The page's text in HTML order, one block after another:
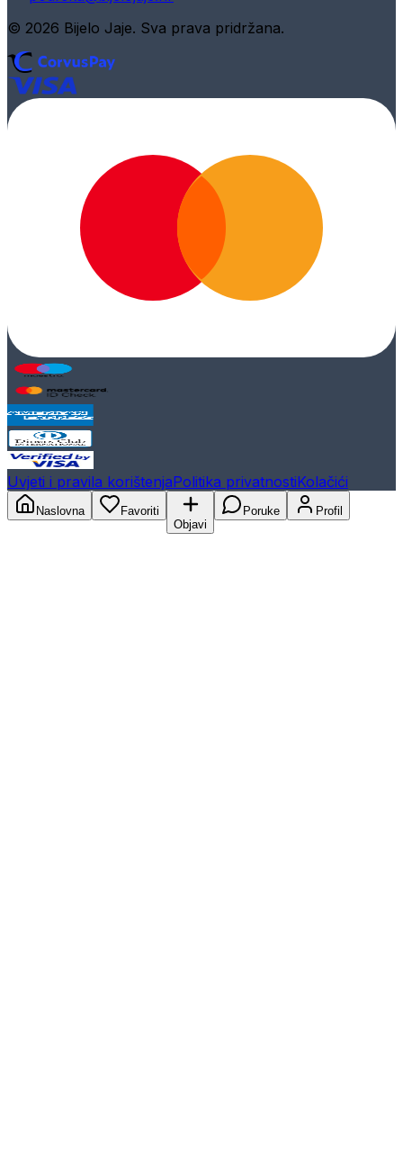
© 2026 Bijelo Jaje. Sva prava pridržana.
Uvjeti i pravila korištenjaPolitika privatnostiKolačići
Naslovna
Favoriti
Objavi
Poruke Profil